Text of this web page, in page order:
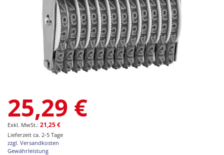
Anfang
der
Bildgalerie
springen
25,29 €
21,25 €
Lieferzeit ca. 2-5 Tage
zzgl. Versandkosten
Gewährleistung